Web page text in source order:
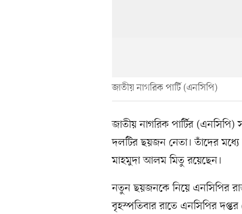
জাতীয় নাগরিক পার্টি (এনসিপি)
জাতীয় নাগরিক পার্টির (এনসিপি)
দলটির ছয়জন নেতা। তাঁদের
মাহমুদা আলম মিতু রয়েছেন।
নতুন ছয়জনকে নিয়ে এনসিপির
বৃহস্পতিবার রাতে এনসিপির